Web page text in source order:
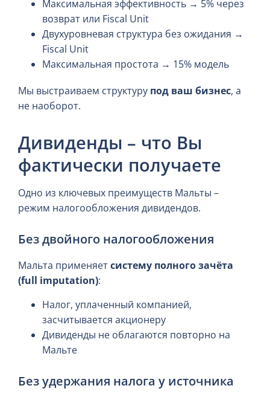
Максимальная эффективность → 5% через
возврат или Fiscal Unit
Двухуровневая структура без ожидания →
Fiscal Unit
Максимальная простота → 15% модель
Мы выстраиваем структуру под ваш бизнес, а
не наоборот.
Дивиденды – что Вы
фактически получаете
Одно из ключевых преимуществ Мальты –
режим налогообложения дивидендов.
Без двойного налогообложения
Мальта применяетсистему полного зачёта
(full imputation):
Налог, уплаченный компанией,
засчитывается акционеру
Дивиденды не облагаются повторно на
Мальте
Без удержания налога у источника